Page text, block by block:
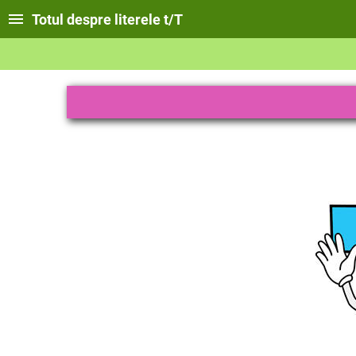
Totul despre literele t/T